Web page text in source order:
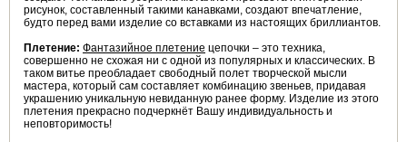
рисунок, составленный такими канавками, создают впечатление,
будто перед вами изделие со вставками из настоящих бриллиантов.
Плетение: Фантазийное плетение цепочки – это техника,
совершенно не схожая ни с одной из популярных и классических. В
таком витье преобладает свободный полет творческой мысли
мастера, который сам составляет комбинацию звеньев, придавая
украшению уникальную невиданную ранее форму. Изделие из этого
плетения прекрасно подчеркнёт Вашу индивидуальность и
неповторимость!